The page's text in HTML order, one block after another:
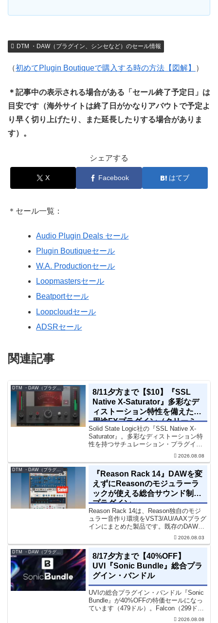
DTM ・DAW（プラグイン、シンセなど）のセール情報
（初めてPlugin Boutiqueで購入する時の方法【図解】 ）
＊記事中の表示される場合がある「セール終了予定日」は
目安です（海外サイトは終了日がかなりアバウトで予定よ
り早く切り上げたり、また延長したりする場合がありま
す）。
シェアする
X Facebook はてブ
＊セール一覧：
Audio Plugin Deals セール
Plugin Boutiqueセール
W.A. Productionセール
Loopmastersセール
Beatportセール
Loopcloudセール
ADSRセール
関連記事
8/11夕方まで【$10】『SSL
Native X-Saturator』多彩なデ
ィストーション特性を備えた多
用途FXプラグイン（クリーミ
ィ＆ウォームなサウンド）
Solid State Logic社の『SSL Native X-
Saturator』。多彩なディストーション特
性を持つサチュレーション・プラグイン
です。音楽制作者、エンジニアの間でも
評価の高い製品です。競合するサチュレ
2026.08.08
DTM ・DAW（プラグイン、シンセなど）のセール情報
『Reason Rack 14』DAWを変
えずにReasonのモジュラーラ
ックが使える総合サウンド制作
プラグイン
Reason Rack 14は、Reason独自のモジ
ュラー音作り環境をVST3/AU/AAXプラグ
インにまとめた製品です。既存のDAWを
乗り換えることなく、68種類のシンセや
エフェクト、CV配線をそのままトラック
2026.08.03
8/17夕方まで【40%OFF】
UVI『Sonic Bundle』総合プラ
グイン・バンドル
UVIの総合プラグイン・バンドル『Sonic
Bundle』が40%OFFの特価セールになっ
ています（479ドル）。Falcon（299ド
ル）も入っています。UVI Sonic Bundle
2026.08.08